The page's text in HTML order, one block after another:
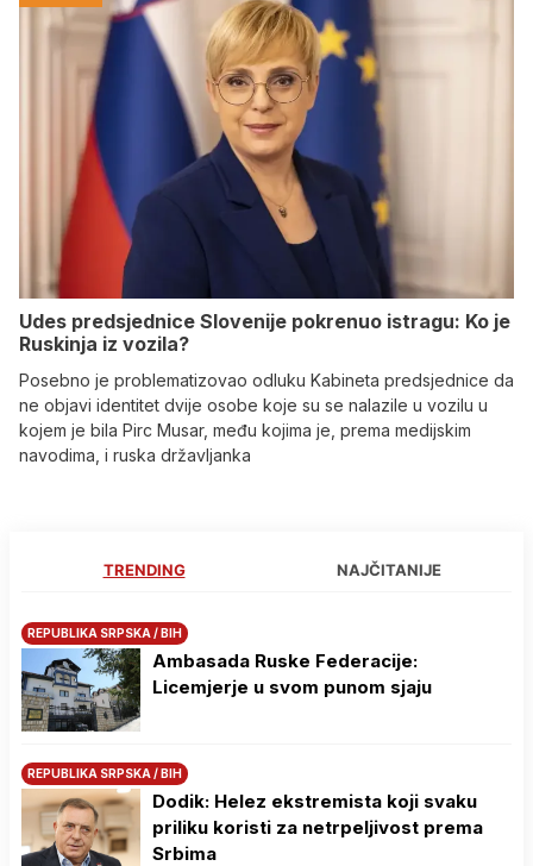
Udes predsjednice Slovenije pokrenuo istragu: Ko je
Ruskinja iz vozila?
Posebno je problematizovao odluku Kabineta predsjednice da
ne objavi identitet dvije osobe koje su se nalazile u vozilu u
kojem je bila Pirc Musar, među kojima je, prema medijskim
navodima, i ruska državljanka
TRENDING NAJČITANIJE
REPUBLIKA SRPSKA / BIH
Ambasada Ruske Federacije:
Licemjerje u svom punom sjaju
REPUBLIKA SRPSKA / BIH
Dodik: Helez ekstremista koji svaku
priliku koristi za netrpeljivost prema
Srbima